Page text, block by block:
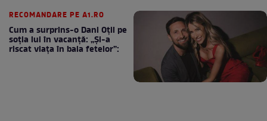
RECOMANDARE PE A1.RO
Cum a surprins-o Dani Oțil pe
soția lui în vacanță: „Și-a
riscat viața în baia fetelor”: